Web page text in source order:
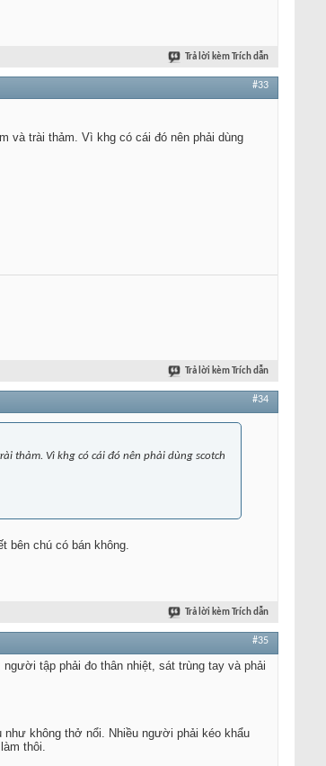
Trả lời kèm Trích dẫn
#33
và trài thảm. Vì khg có cái đó nên phải dùng
Trả lời kèm Trích dẫn
#34
thảm. Vì khg có cái đó nên phải dùng scotch
bên chú có bán không.
Trả lời kèm Trích dẫn
#35
tập phải đo thân nhiệt, sát trùng tay và phải
như không thở nổi. Nhiều người phải kéo khẩu
thôi.